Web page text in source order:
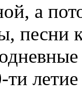
а
песни